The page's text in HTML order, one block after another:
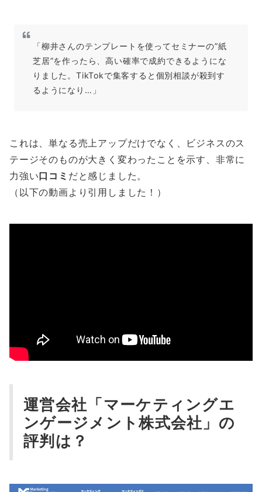
「柳井さんのテンプレートを使ってセミナーの”紙
芝居”を作ったら、高い確率で成約できるようにな
りました。TikTokで集客すると個別相談が殺到す
るようになり…」
これは、単なる売上アップだけでなく、ビジネスのス
テージそのものが大きく変わったことを示す、非常に
力強い口コミ だと感じました。
（以下の動画より引用しました！）
運営会社「マーケティングエ
ンゲージメント株式会社」の
評判は？